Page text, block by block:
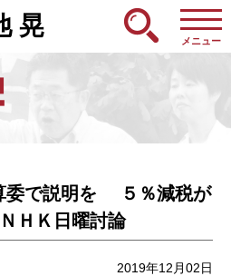
晃
メニュー
委で説明を ５％減税が
ＨＫ日曜討論
2019年12月02日